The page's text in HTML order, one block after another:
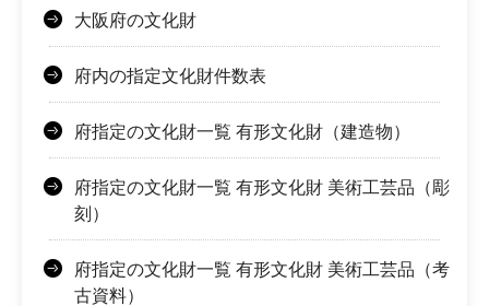
大阪府の文化財
府内の指定文化財件数表
府指定の文化財一覧 有形文化財（建造物）
府指定の文化財一覧 有形文化財 美術工芸品（彫
刻）
府指定の文化財一覧 有形文化財 美術工芸品（考
古資料）